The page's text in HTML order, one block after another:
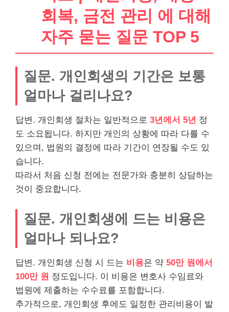
회복, 금전 관리 에 대해
자주 묻는 질문 TOP 5
질문. 개인회생의 기간은 보통
얼마나 걸리나요?
답변. 개인회생 절차는 일반적으로 3년에서 5년 정
도 소요됩니다. 하지만 개인의 상황에 따라 다를 수
있으며, 법원의 결정에 따라 기간이 연장될 수도 있
습니다.
따라서 처음 신청 전에는 전문가와 충분히 상담하는
것이 중요합니다.
질문. 개인회생에 드는 비용은
얼마나 되나요?
답변. 개인회생 신청 시 드는 비용은 약 50만 원에서
100만 원 정도입니다. 이 비용은 변호사 수임료와
법원에 제출하는 수수료를 포함합니다.
추가적으로, 개인회생 후에도 일정한 관리비용이 발